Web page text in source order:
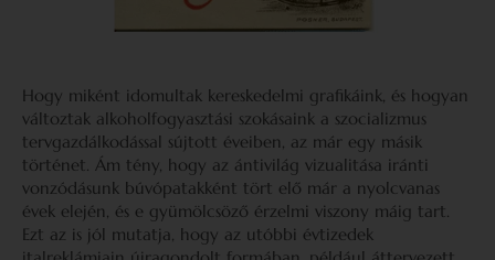
Hogy miként idomultak kereskedelmi grafikáink, és hogyan
változtak alkoholfogyasztási szokásaink a szocializmus
tervgazdálkodással sújtott éveiben, az már egy másik
történet. Ám tény, hogy az ántivilág vizualitása iránti
vonzódásunk búvópatakként tört elő már a nyolcvanas
évek elején, és e gyümölcsöző érzelmi viszony máig tart.
Ezt az is jól mutatja, hogy az utóbbi évtizedek